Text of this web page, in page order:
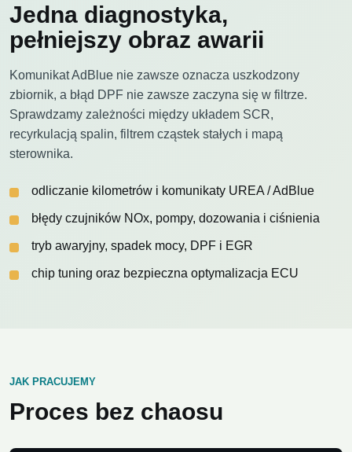
Jedna diagnostyka,
pełniejszy obraz awarii
Komunikat AdBlue nie zawsze oznacza uszkodzony
zbiornik, a błąd DPF nie zawsze zaczyna się w filtrze.
Sprawdzamy zależności między układem SCR,
recyrkulacją spalin, filtrem cząstek stałych i mapą
sterownika.
odliczanie kilometrów i komunikaty UREA / AdBlue
błędy czujników NOx, pompy, dozowania i ciśnienia
tryb awaryjny, spadek mocy, DPF i EGR
chip tuning oraz bezpieczna optymalizacja ECU
JAK PRACUJEMY
Proces bez chaosu